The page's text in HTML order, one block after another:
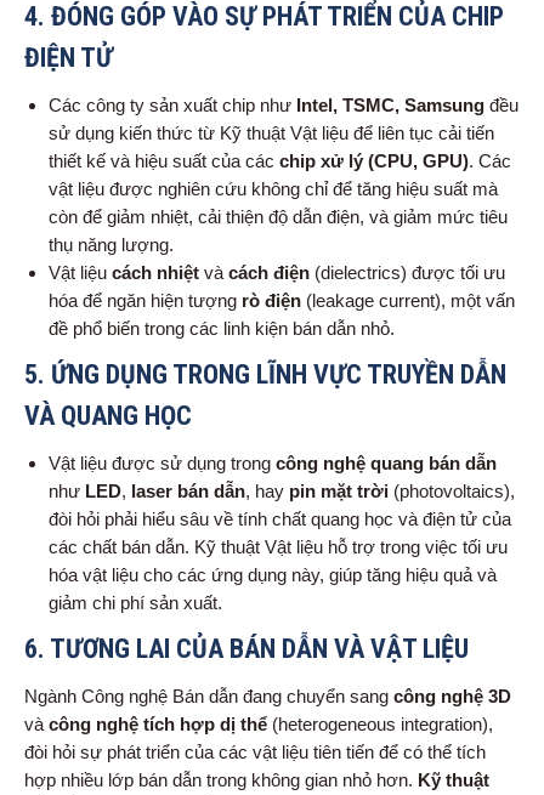
4. ĐÓNG GÓP VÀO SỰ PHÁT TRIỂN CỦA CHIP
ĐIỆN TỬ
Các công ty sản xuất chip như Intel, TSMC, Samsung đều
sử dụng kiến thức từ Kỹ thuật Vật liệu để liên tục cải tiến
thiết kế và hiệu suất của các chip xử lý (CPU, GPU). Các
vật liệu được nghiên cứu không chỉ để tăng hiệu suất mà
còn để giảm nhiệt, cải thiện độ dẫn điện, và giảm mức tiêu
thụ năng lượng.
Vật liệu cách nhiệt và cách điện (dielectrics) được tối ưu
hóa để ngăn hiện tượng rò điện (leakage current), một vấn
đề phổ biến trong các linh kiện bán dẫn nhỏ.
5. ỨNG DỤNG TRONG LĨNH VỰC TRUYỀN DẪN
VÀ QUANG HỌC
Vật liệu được sử dụng trong công nghệ quang bán dẫn
như LED, laser bán dẫn, hay pin mặt trời (photovoltaics),
đòi hỏi phải hiểu sâu về tính chất quang học và điện tử của
các chất bán dẫn. Kỹ thuật Vật liệu hỗ trợ trong việc tối ưu
hóa vật liệu cho các ứng dụng này, giúp tăng hiệu quả và
giảm chi phí sản xuất.
6. TƯƠNG LAI CỦA BÁN DẪN VÀ VẬT LIỆU
Ngành Công nghệ Bán dẫn đang chuyển sang công nghệ 3D
và công nghệ tích hợp dị thể (heterogeneous integration),
đòi hỏi sự phát triển của các vật liệu tiên tiến để có thể tích
hợp nhiều lớp bán dẫn trong không gian nhỏ hơn. Kỹ thuật